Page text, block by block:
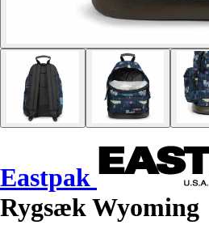
Eastpak
Rygsæk Wyoming